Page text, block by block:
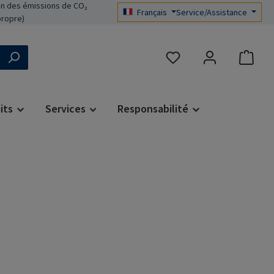
des émissions de CO₂
Français Service/Assistance
Vous avez 0 articles
Services Responsabilité